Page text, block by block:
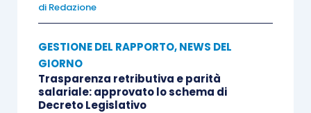
di Redazione
GESTIONE DEL RAPPORTO,NEWS DEL
GIORNO
Trasparenza retributiva e parità
salariale: approvato lo schema di
Decreto Legislativo